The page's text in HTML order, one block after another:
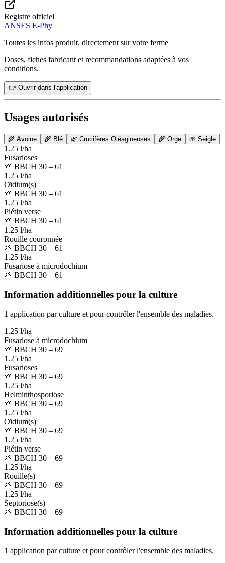
Registre officiel
ANSES E-Phy
Toutes les infos produit, directement sur votre ferme
Doses, fiches fabricant et recommandations adaptées à vos
conditions.
👉 Ouvrir dans l'application
Usages autorisés
🌾 Avoine 🌾 Blé 🌿 Crucifères Oléagineuses 🌾 Orge 🌱 Seigle
1.25 l/ha
Fusarioses
🌱 BBCH 30 – 61
1.25 l/ha
Oïdium(s)
🌱 BBCH 30 – 61
1.25 l/ha
Piétin verse
🌱 BBCH 30 – 61
1.25 l/ha
Rouille couronnée
🌱 BBCH 30 – 61
1.25 l/ha
Fusariose à microdochium
🌱 BBCH 30 – 61
Information additionnelles pour la culture
1 application par culture et pour contrôler l'ensemble des maladies.
1.25 l/ha
Fusariose à microdochium
🌱 BBCH 30 – 69
1.25 l/ha
Fusarioses
🌱 BBCH 30 – 69
1.25 l/ha
Helminthosporiose
🌱 BBCH 30 – 69
1.25 l/ha
Oïdium(s)
🌱 BBCH 30 – 69
1.25 l/ha
Piétin verse
🌱 BBCH 30 – 69
1.25 l/ha
Rouille(s)
🌱 BBCH 30 – 69
1.25 l/ha
Septoriose(s)
🌱 BBCH 30 – 69
Information additionnelles pour la culture
1 application par culture et pour contrôler l'ensemble des maladies.